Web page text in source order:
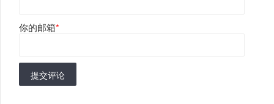
你的邮箱*
提交评论